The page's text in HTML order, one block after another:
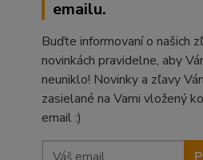
emailu.
Buďte informovaní o našich
novinkách pravidelne, aby
neuniklo! Novinky a zľavy
zasielané na Vami vložený
email :)